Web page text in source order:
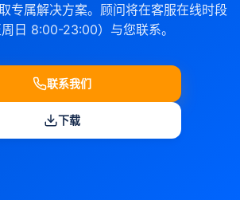
专属解决方案。顾问将在客服在线时段
周日 8:00-23:00）与您联系。
联系我们
下载